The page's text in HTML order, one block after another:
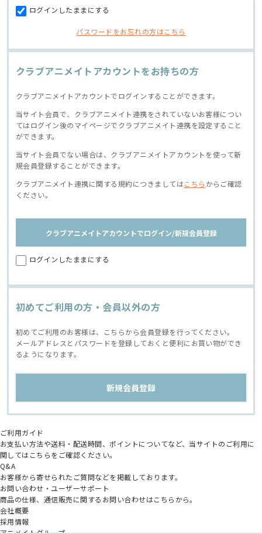
ログインしたままにする
パスワードをお忘れの方はこちら
クラブアニメイトアカウントをお持ちの方
クラブアニメイトアカウントでログインすることができます。
当サイト会員で、クラブアニメイト連携をされていないお客様につい
てはログイン後のマイページでクラブアニメイト連携を設定すること
ができます。
当サイト会員でない場合は、クラブアニメイトアカウントを使って新
規会員登録することができます。
クラブアニメイト連携に関する規約につきましてはこちら からご確認
ください。
クラブアニメイトアカウントでログイン/新規会員登録
ログインしたままにする
初めてご利用の方・会員以外の方
初めてご利用のお客様は、こちらから会員登録を行ってください。
メールアドレスとパスワードを登録しておくと便利にお買い物ができ
るようになります。
ご利用ガイド
お支払い方法や送料・配送時間、ポイントについてなど、当サイトのご利用に
関してはこちらをご確認ください。
Q&A
お客様から寄せられたご質問などを掲載しております。
お問い合わせ・ユーザーサポート
商品の仕様、通信販売に関するお問い合わせはこちらから。
会社概要
採用情報